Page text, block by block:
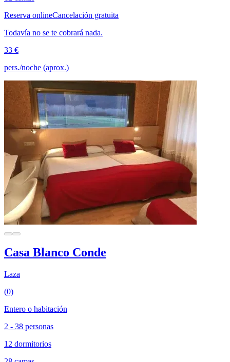
Reserva onlineCancelación gratuita
Todavía no se te cobrará nada.
33 €
pers./noche (aprox.)
Casa Blanco Conde
Laza
(0)
Entero o habitación
2 - 38 personas
12 dormitorios